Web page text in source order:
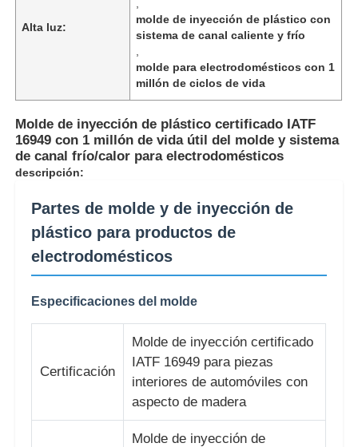
Alta luz:
molde de inyección de plástico con
sistema de canal caliente y frío
molde para electrodomésticos con 1
millón de ciclos de vida
Molde de inyección de plástico certificado IATF
16949 con 1 millón de vida útil del molde y sistema
de canal frío/calor para electrodomésticos
descripción:
Partes de molde y de inyección de
plástico para productos de
electrodomésticos
Especificaciones del molde
Certificación
Molde de inyección certificado
IATF 16949 para piezas
interiores de automóviles con
aspecto de madera
Molde de inyección de